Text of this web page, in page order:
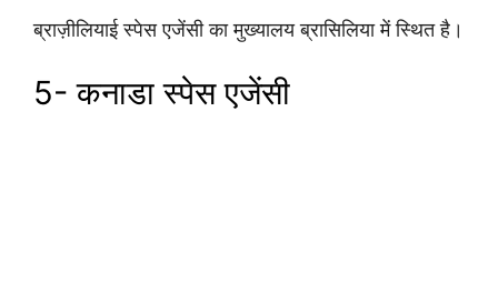
ब्राज़ीलियाई स्पेस एजेंसी का मुख्यालय ब्रासिलिया में स्थित है।
5- कनाडा स्पेस एजेंसी